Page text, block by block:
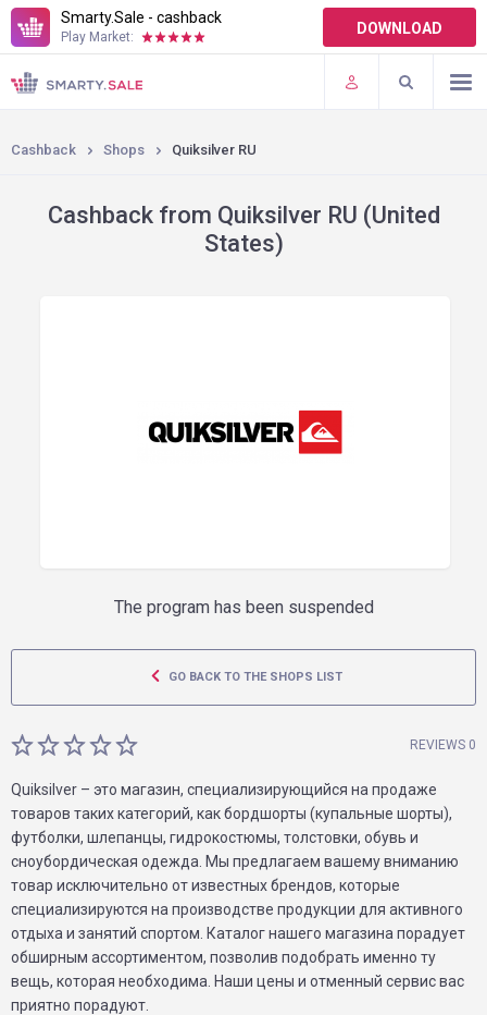
Smarty.Sale - cashback
Play Market: DOWNLOAD
TERMS OF USE
PLUGINS
Cashback Shops Quiksilver RU
Cashback from Quiksilver RU (United
States)
The program has been suspended
GO BACK TO THE SHOPS LIST
REVIEWS 0
Quiksilver – это магазин, специализирующийся на продаже
товаров таких категорий, как бордшорты (купальные шорты),
футболки, шлепанцы, гидрокостюмы, толстовки, обувь и
сноубордическая одежда. Мы предлагаем вашему вниманию
товар исключительно от известных брендов, которые
специализируются на производстве продукции для активного
отдыха и занятий спортом. Каталог нашего магазина порадует
обширным ассортиментом, позволив подобрать именно ту
вещь, которая необходима. Наши цены и отменный сервис вас
приятно порадуют.